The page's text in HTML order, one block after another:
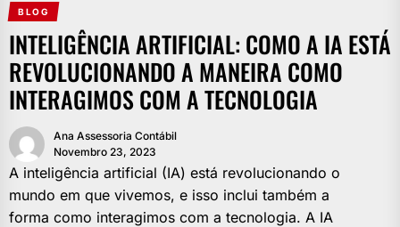
BLOG
INTELIGÊNCIA ARTIFICIAL: COMO A IA ESTÁ
REVOLUCIONANDO A MANEIRA COMO
INTERAGIMOS COM A TECNOLOGIA
Ana Assessoria Contábil
Novembro 23, 2023
A inteligência artificial (IA) está revolucionando o
mundo em que vivemos, e isso inclui também a
forma como interagimos com a tecnologia. A IA